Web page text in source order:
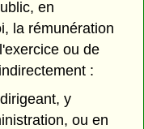
en
la rémunération
ou de
:
y
ou en